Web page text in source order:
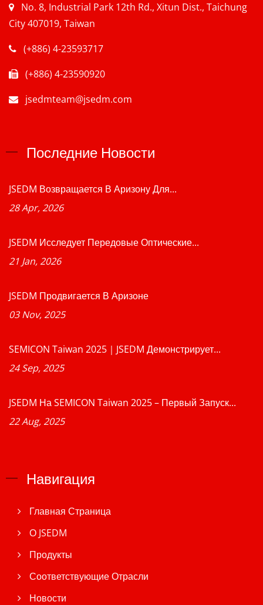
No. 8, Industrial Park 12th Rd., Xitun Dist., Taichung
City 407019, Taiwan
(+886) 4-23593717
(+886) 4-23590920
jsedmteam@jsedm.com
Последние Новости
JSEDM Возвращается В Аризону Для...
28 Apr, 2026
JSEDM Исследует Передовые Оптические...
21 Jan, 2026
JSEDM Продвигается В Аризоне
03 Nov, 2025
SEMICON Taiwan 2025｜JSEDM Демонстрирует...
24 Sep, 2025
JSEDM На SEMICON Taiwan 2025 – Первый Запуск...
22 Aug, 2025
Навигация
Главная Страница
О JSEDM
Продукты
Соответствующие Отрасли
Новости